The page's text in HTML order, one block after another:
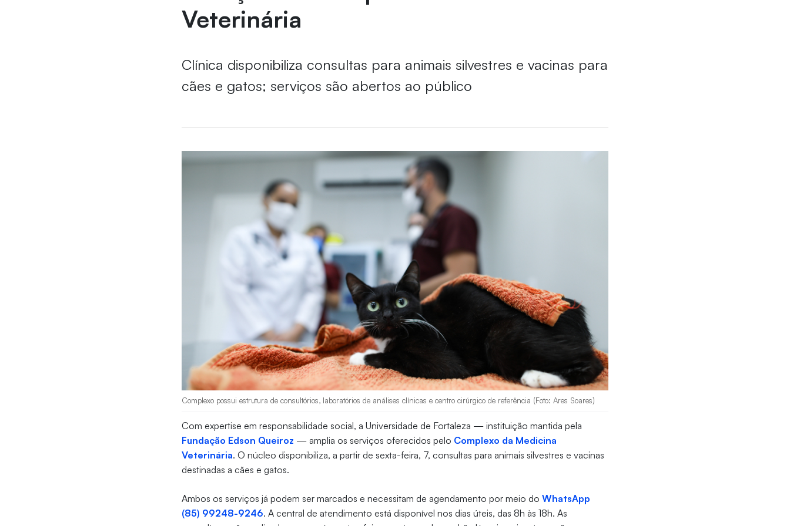
Veterinária
Clínica disponibiliza consultas para animais silvestres e vacinas para
cães e gatos; serviços são abertos ao público
Complexo possui estrutura de consultórios, laboratórios de análises clínicas e centro cirúrgico de referência (Foto: Ares Soares)
Com expertise em responsabilidade social, a Universidade de Fortaleza — instituição mantida pela
Fundação Edson Queiroz — amplia os serviços oferecidos pelo Complexo da Medicina
Veterinária. O núcleo disponibiliza, a partir de sexta-feira, 7, consultas para animais silvestres e vacinas
destinadas a cães e gatos.
Ambos os serviços já podem ser marcados e necessitam de agendamento por meio doWhatsApp
(85) 99248-9246. A central de atendimento está disponível nos dias úteis, das 8h às 18h. As